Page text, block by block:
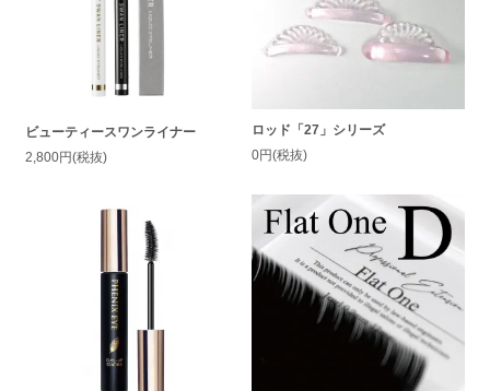
ビューティースワンライナー
2,800円(税抜)
ロッド「27」シリーズ
0円(税抜)